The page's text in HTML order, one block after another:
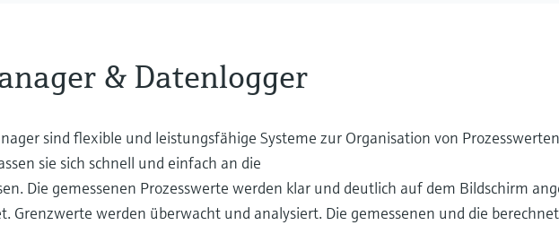
& Datenlogger
sind flexible und leistungsfähige Systeme zur Organisation von
sie sich schnell und einfach an die
Die gemessenen Prozesswerte werden klar und deutlich auf dem Bildschirm
Grenzwerte werden überwacht und analysiert. Die gemessenen und die